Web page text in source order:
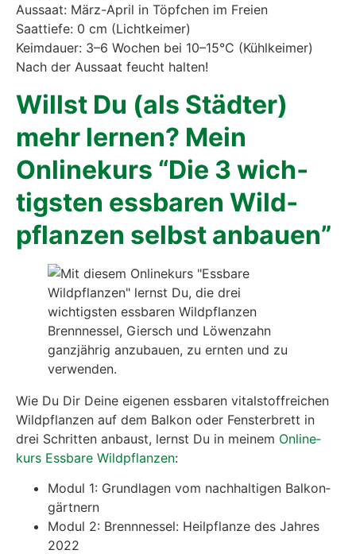
Aus­saat: März-April in Töpf­chen im Frei­en
Saat­tie­fe: 0 cm (Licht­kei­mer)
Keim­dau­er: 3–6 Wochen bei 10–15°C (Kühl­kei­mer)
Nach der Aus­saat feucht hal­ten!
Willst Du (als Städ­ter)
mehr ler­nen? Mein
Online­kurs “Die 3 wich­
tigs­ten ess­ba­ren Wild­
pflan­zen selbst anbau­en”
Wie Du Dir Dei­ne eige­nen ess­ba­ren vital­stoff­rei­chen
Wild­pflan­zen auf dem Bal­kon oder Fens­ter­brett in
drei Schrit­ten anbaust, lernst Du in mei­nem Online­
kurs Ess­ba­re Wild­pflan­zen:
Modul 1: Grund­la­gen vom nach­hal­ti­gen Bal­kon­
gärt­nern
Modul 2: Brenn­nes­sel: Heil­pflan­ze des Jah­res
2022